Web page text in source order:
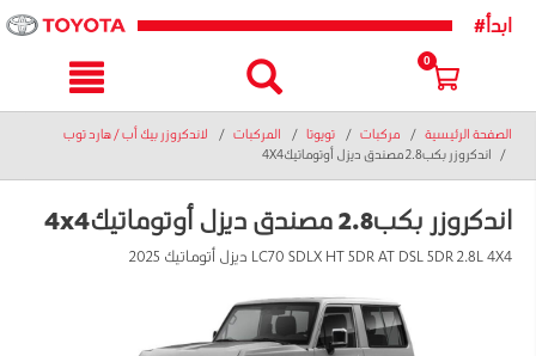
text.skipToContent
text.skipToNavigation
#ابدأ
0
الصفحة الرئيسية مركبات تويوتا المركبات
لاندكروزر بيك أب / هارد توب
اندكروزر بكب2.8 مصندق ديزل أوتوماتيك4X4
اندكروزر بكب2.8 مصندق ديزل أوتوماتيك4x4
LC70 SDLX HT 5DR AT DSL 5DR 2.8L 4X4 ديزل أتوماتيك 2025